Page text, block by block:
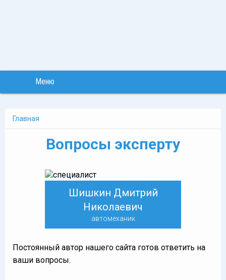
Меню
Главная
Вопросы эксперту
Шишкин Дмитрий
Николаевич
автомеханик
Постоянный автор нашего сайта готов ответить на
ваши вопросы.